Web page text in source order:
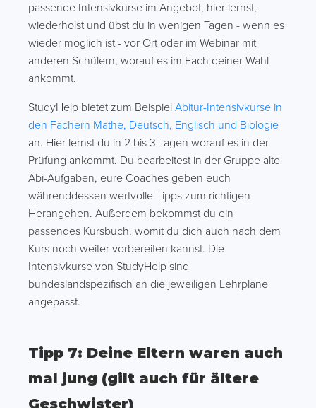
passende Intensivkurse im Angebot, hier lernst,
wiederholst und übst du in wenigen Tagen - wenn es
wieder möglich ist - vor Ort oder im Webinar mit
anderen Schülern, worauf es im Fach deiner Wahl
ankommt.
StudyHelp bietet zum Beispiel Abitur-Intensivkurse in
den Fächern Mathe, Deutsch, Englisch und Biologie
an. Hier lernst du in 2 bis 3 Tagen worauf es in der
Prüfung ankommt. Du bearbeitest in der Gruppe alte
Abi-Aufgaben, eure Coaches geben euch
währenddessen wertvolle Tipps zum richtigen
Herangehen. Außerdem bekommst du ein
passendes Kursbuch, womit du dich auch nach dem
Kurs noch weiter vorbereiten kannst. Die
Intensivkurse von StudyHelp sind
bundeslandspezifisch an die jeweiligen Lehrpläne
angepasst.
Tipp 7: Deine Eltern waren auch
mal jung (gilt auch für ältere
Geschwister)